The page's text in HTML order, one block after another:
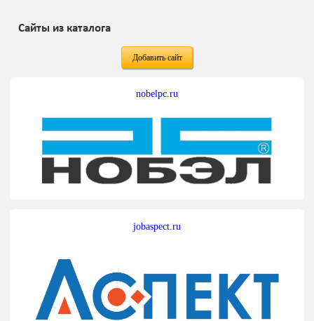
Сайты из каталога
Добавить сайт
nobelpc.ru
jobaspect.ru